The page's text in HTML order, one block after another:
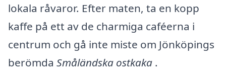
lokala råvaror. Efter maten, ta en kopp
kaffe på ett av de charmiga caféerna i
centrum och gå inte miste om Jönköpings
berömda Småländska ostkaka .